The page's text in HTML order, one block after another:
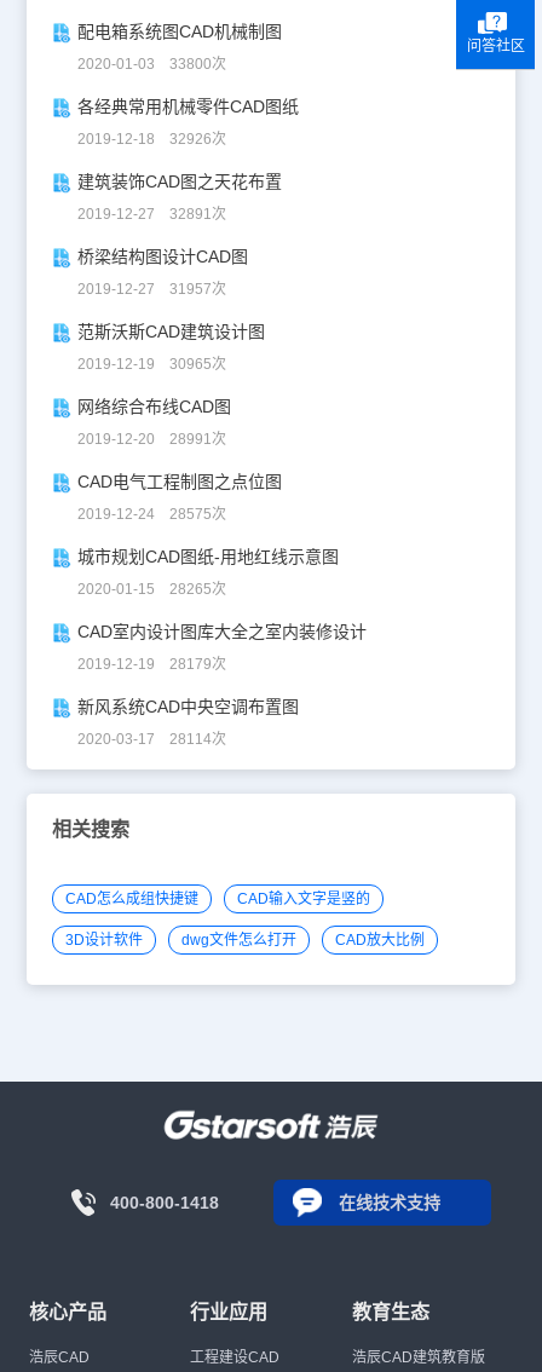
配电箱系统图CAD机械制图
2020-01-03 33800次
各经典常用机械零件CAD图纸
2019-12-18 32926次
建筑装饰CAD图之天花布置
2019-12-27 32891次
桥梁结构图设计CAD图
2019-12-27 31957次
范斯沃斯CAD建筑设计图
2019-12-19 30965次
网络综合布线CAD图
2019-12-20 28991次
CAD电气工程制图之点位图
2019-12-24 28575次
城市规划CAD图纸-用地红线示意图
2020-01-15 28265次
CAD室内设计图库大全之室内装修设计
2019-12-19 28179次
新风系统CAD中央空调布置图
2020-03-17 28114次
相关搜索
CAD怎么成组快捷键 CAD输入文字是竖的
3D设计软件 dwg文件怎么打开 CAD放大比例
400-800-1418 在线技术支持
核心产品
浩辰CAD
行业应用
工程建设CAD
教育生态
浩辰CAD建筑教育版
问答社区